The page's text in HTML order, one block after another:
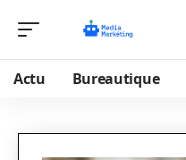
Actu Bureautique